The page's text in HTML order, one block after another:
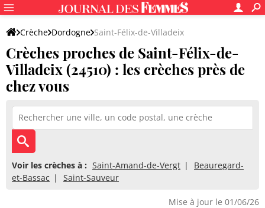
Crèche Dordogne Saint-Félix-de-Villadeix
Crèches proches de Saint-Félix-de-
Villadeix (24510) : les crèches près de
chez vous
Voir les crèches à : Saint-Amand-de-Vergt
Beauregard-
et-Bassac
Saint-Sauveur
Mise à jour le 01/06/26